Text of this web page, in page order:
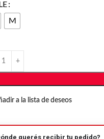
M
a la lista de deseos
querés recibir tu pedido?